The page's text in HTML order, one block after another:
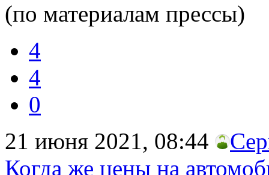
(по материалам прессы)
4
4
0
21 июня 2021, 08:44
Когда же цены на